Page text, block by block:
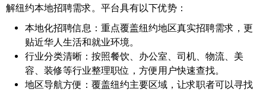
解纽约本地招聘需求。平台具有以下优势：
本地化招聘信息： 重点覆盖纽约地区真实招聘需求，更
贴近华人生活和就业环境。
行业分类清晰： 按照餐饮、办公室、司机、物流、美
容、装修等行业整理职位，方便用户快速查找。
地区导航方便： 覆盖纽约主要区域，让求职者可以寻找